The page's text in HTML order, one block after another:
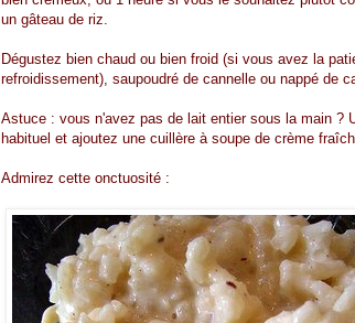
un gâteau de riz.
Dégustez bien chaud ou bien froid (si vous avez la
refroidissement), saupoudré de cannelle ou nappé de
Astuce : vous n'avez pas de lait entier sous la main ?
habituel et ajoutez une cuillère à soupe de crème
Admirez cette onctuosité :